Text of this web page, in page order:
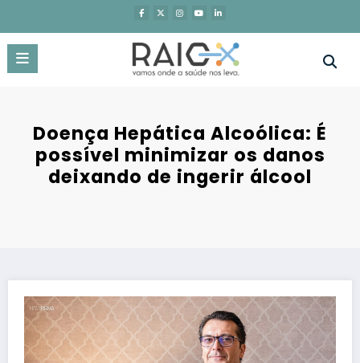
o
conteúdo
Doença Hepática Alcoólica: É
possível minimizar os danos
deixando de ingerir álcool